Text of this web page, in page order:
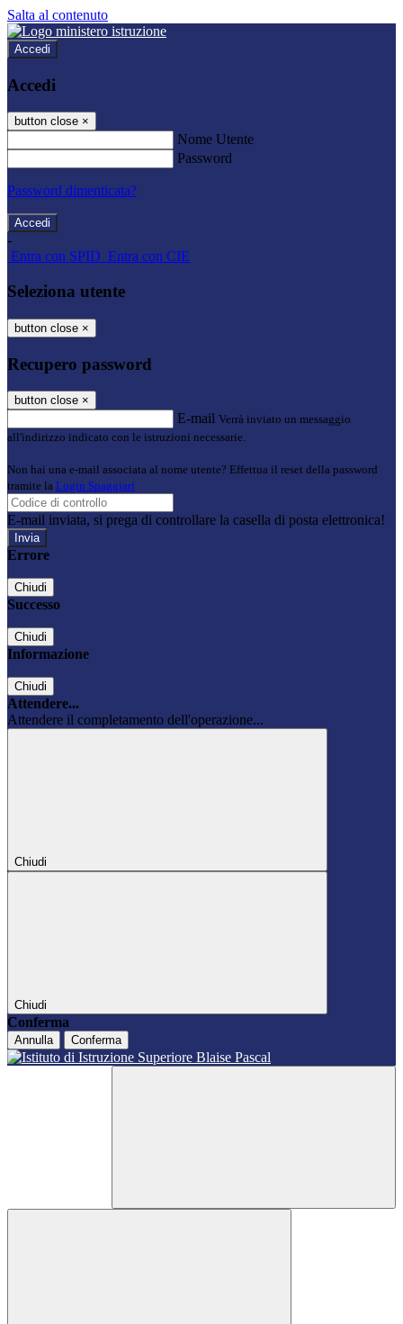
Salta al contenuto
Accedi
Accedi
button close ×
Nome Utente
Password
Password dimenticata?
-
Entra con SPID Entra con CIE
Seleziona utente
button close ×
Recupero password
button close ×
E-mail Verrà inviato un messaggio
all'indirizzo indicato con le istruzioni necessarie.
Non hai una e-mail associata al nome utente? Effettua il reset della password
tramite la Login Spaggiari
E-mail inviata, si prega di controllare la casella di posta elettronica!
Errore
Chiudi
Successo
Chiudi
Informazione
Chiudi
Attendere...
Attendere il completamento dell'operazione...
Chiudi
Chiudi
Conferma
Annulla Conferma